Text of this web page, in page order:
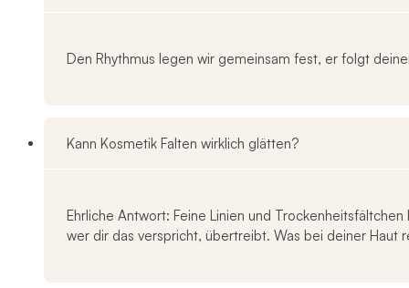
Den Rhythmus legen wir gemeinsam fest, er folgt
Kann Kosmetik Falten wirklich glätten?
Ehrliche Antwort: Feine Linien und
wer dir das verspricht, übertreibt. Was bei deiner Haut